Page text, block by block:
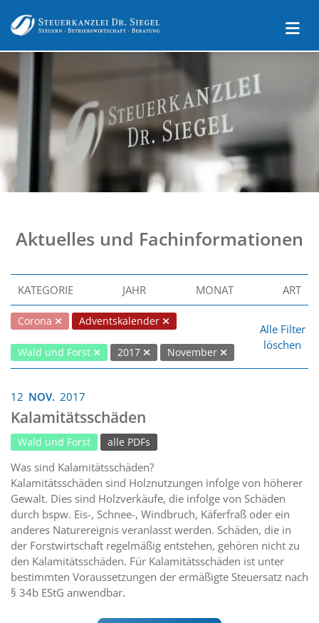
Aktuelles und Fachinformationen
KATEGORIE JAHR MONAT ART
Corona Adventskalender
Wald und Forst 2017 November
Alle Filter
löschen
12 NOV. 2017
Kalamitätsschäden
Wald und Forst alle PDFs
Was sind Kalamitätsschäden?
Kalamitätsschäden sind Holznutzungen infolge von höherer
Gewalt. Dies sind Holzverkäufe, die infolge von Schäden
durch bspw. Eis-, Schnee-, Windbruch, Käferfraß oder ein
anderes Naturereignis veranlasst werden. Schäden, die in
der Forstwirtschaft regelmäßig entstehen, gehören nicht zu
den Kalamitätsschäden. Für Kalamitätsschäden ist unter
bestimmten Voraussetzungen der ermäßigte Steuersatz nach
§ 34b EStG anwendbar.